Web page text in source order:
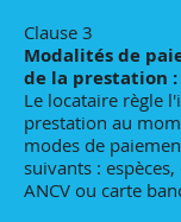
Clause 3
Modalités de
de la prestation :
Le locataire règle
prestation au
modes de
suivants :
ANCV ou carte